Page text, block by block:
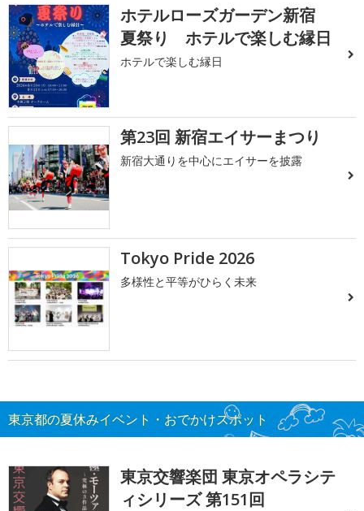
ホテルローズガーデン新宿
夏祭り ホテルで楽しむ縁日
ホテルで楽しむ縁日
第23回 新宿エイサーまつり
新宿大通りを中心にエイサーを披露
Tokyo Pride 2026
多様性と平等がひらく未来
東京都の夏休みイベント・おでかけスポット
東京交響楽団 東京オペラシテ
ィシリーズ 第151回